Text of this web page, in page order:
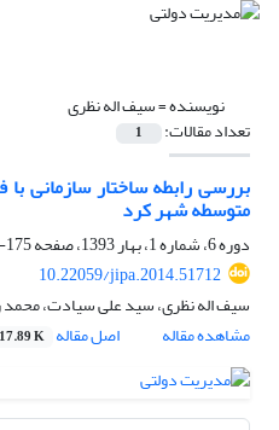
نویسنده =سیف اله نظری
تعداد مقالات: 1
بررسی رابطه ساختار سازمانی
متوسطه شهر کرد
دوره 6، شماره 1، بهار 1393، صفحه
175-188
10.22059/jipa.2014.51712
سیف اله نظری، سید علی سیادت،
مشاهده مقاله
اصل مقاله K